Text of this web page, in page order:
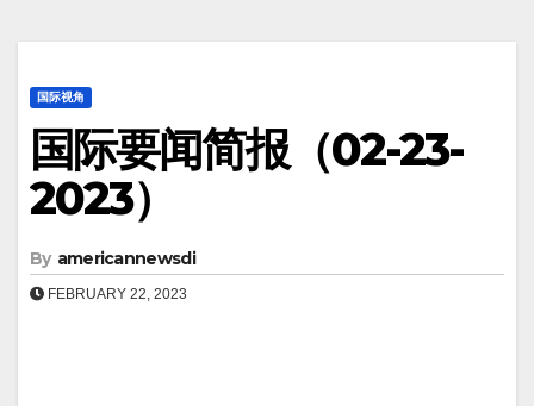
国际视角
国际要闻简报（02-23-
2023）
By americannewsdi
FEBRUARY 22, 2023